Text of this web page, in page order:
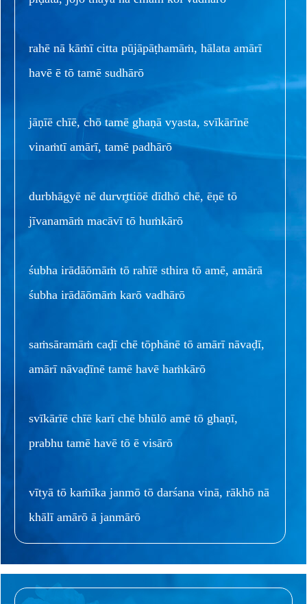
rahē nā kāṁī citta pūjāpāṭhamāṁ, hālata amārī
havē ē tō tamē sudhārō
jāṇīē chīē, chō tamē ghaṇā vyasta, svīkārīnē
vinaṁtī amārī, tamē padhārō
durbhāgyē nē durvr̥ttiōē dīdhō chē, ēṇē tō
jīvanamāṁ macāvī tō huṁkārō
śubha irādāōmāṁ tō rahīē sthira tō amē, amārā
śubha irādāōmāṁ karō vadhārō
saṁsāramāṁ caḍī chē tōphānē tō amārī nāvaḍī,
amārī nāvaḍīnē tamē havē haṁkārō
svīkārīē chīē karī chē bhūlō amē tō ghaṇī,
prabhu tamē havē tō ē visārō
vītyā tō kaṁīka janmō tō darśana vinā, rākhō nā
khālī amārō ā janmārō